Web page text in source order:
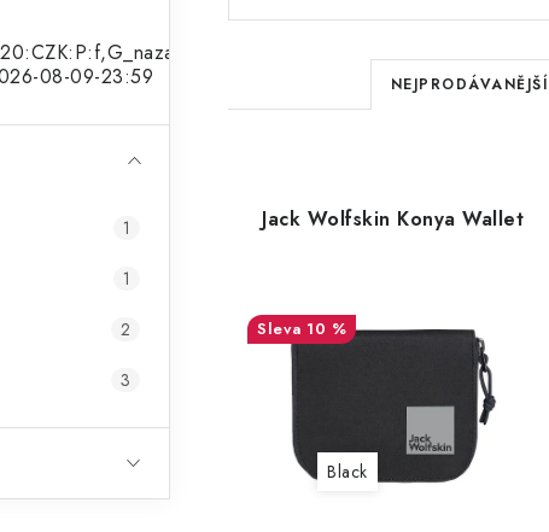
08-09-23:59
1
1
2
3
Ř
a
e
o
d
NEJPRODÁVANĚJŠÍ
Jack Wolfskin Konya Wallet
10 %
Black